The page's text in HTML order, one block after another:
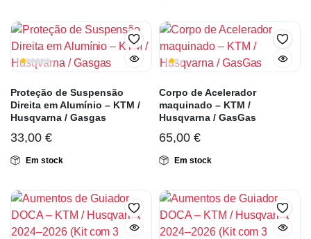
Proteção de Suspensão
Direita em Alumínio – KTM /
Husqvarna / Gasgas
33,00 €
Em stock
Corpo de Acelerador
maquinado – KTM /
Husqvarna / GasGas
65,00 €
Em stock